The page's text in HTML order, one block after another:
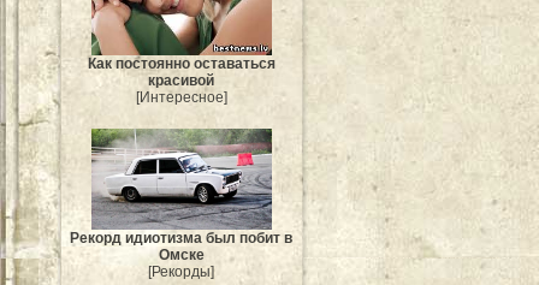
Как постоянно оставаться
красивой
[Интересное]
Рекорд идиотизма был побит в
Омске
[Рекорды]